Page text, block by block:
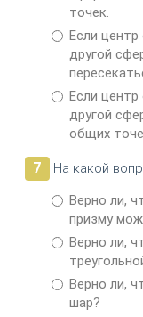
точек.
Если
другой
Если
другой
общих
7
На какой
Верно ли,
призму
Верно ли,
Верно ли,
шар?